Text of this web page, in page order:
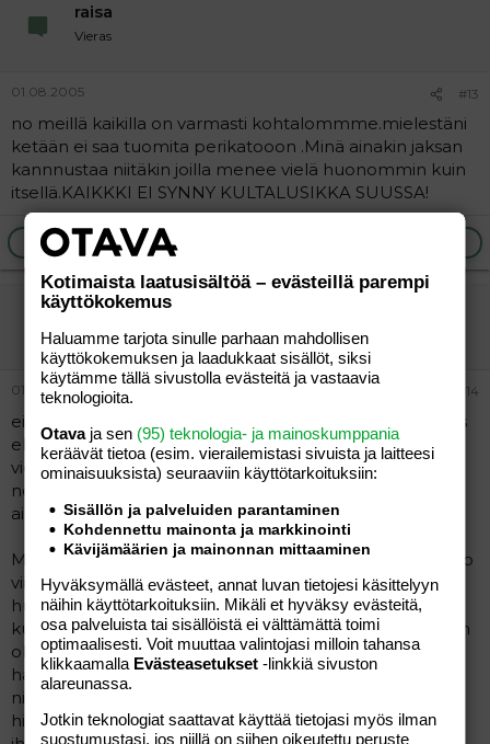
raisa
Vieras
01.08.2005 #13
no meillä kaikilla on varmasti kohtalommme.mielestäni
ketään ei saa tuomita perikatooon .Minä ainakin jaksan
kannnustaa niitäkin joilla menee vielä huonommin kuin
itsellä.KAIKKKI EI SYNNY KULTALUSIKKA SUUSSA!
Ilmoita asiaton viesti
hups
Vieras
01.08.2005 #14
ei kai kukaan ole kehunutkaan olevansa rikkaampi yms
elämä helpompaa, yleisesti ottaen vaan loppupään
viestit on olleet joidenkin omia tuntemuksia. Kai niitä
negatiivisiakin mielipiteitä saa ilmaista kuten Raisa jo
aiemminkin totesit??????
Minun mielestäni myös on jokaisen oma valinta se juoko
viinaa, ja juoko niin paljon että lapset tai lapsi otetaan
huostaan. Aikamoiset traumat taitaa lapselle jäädä
kuten olemme jo aiemmista viesteistä huomanneet. En
ole ollenkaan varma onko tämä Raisan oikea paikka
hakea hyväksyntää ja kannustusta ja halituksia, minulta
niitä ei kummemmin ainakaan riitä. Sorry vaan. Toki on
hienoa että olet kuivilla, mutta kaipa ne sossun
Kotimaista laatusisältöä – evästeillä parempi
käyttökokemus
Haluamme tarjota sinulle parhaan mahdollisen
käyttökokemuksen ja laadukkaat sisällöt, siksi
käytämme tällä sivustolla evästeitä ja vastaavia
teknologioita.
Otavaja sen (95) teknologia- ja mainoskumppania
keräävät tietoa (esim. vierailemis­tasi sivuista ja laitteesi
ominaisuuk­sista) seuraaviin käyttötarkoituksiin:
Sisällön ja palveluiden parantaminen
Kohdennettu mainonta ja markkinointi
Kävijämäärien ja mainonnan mittaaminen
Hyväksymällä evästeet, annat luvan tietojesi käsittelyyn
näihin käyttötarkoituksiin. Mikäli et hyväksy evästeitä,
osa palveluista tai sisällöistä ei välttämättä toimi
optimaalisesti. Voit muuttaa valintojasi milloin tahansa
klikkaamalla Evästeasetukset -linkkiä sivuston
alareunassa.
Jotkin teknologiat saattavat käyttää tietojasi myös ilman
suostumustasi, jos niillä on siihen oikeutettu peruste